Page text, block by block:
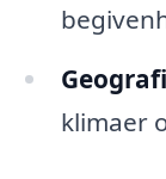
klimaer